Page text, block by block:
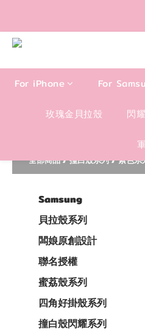
For iPhone For
玫瑰金貝拉殼 閃
全部商品/撞白殼系列/紫色系
Samsung
貝拉殼系列
闆娘原創設計
聯名授權
蜜荔殼系列
四角好掛殼系列
撞白殼閃耀系列